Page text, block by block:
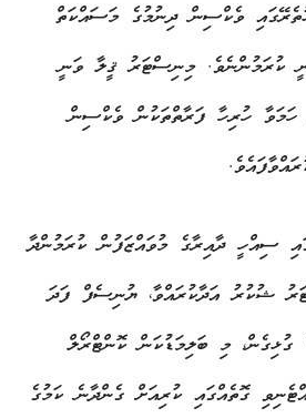
ވެކްސިން ދިނުމުގެ މަސައްކަތް
ކުރަމުންނެވެ. މިނިސްޓަރު ޤީލާ ވަނީ
ހުރިހާ ފަރާތްތަކުން ވެކްސިން
ސިއްހީ ދާއިރާގެ މުވައްޒަފުން ކުރަމުންދާ
ޝުކުރު އަދާކުރައްވާ، ޔުނިސެފް ފަދަ
ގުޅިގެން، މި ބަލިމަޑުކަން ކޮންޓްރޯލް
ގޮތެއްގައި ކުރިއަށް ގެންދާނެ ކަމުގެ